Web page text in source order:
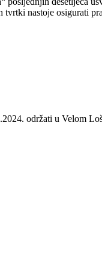
nastoje osigurati
održati u Velom